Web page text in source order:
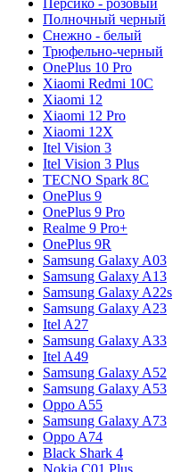
Полночный черный
Снежно - белый
Трюфельно-черный
OnePlus 10 Pro
Xiaomi Redmi 10C
Xiaomi 12
Xiaomi 12 Pro
Xiaomi 12X
Itel Vision 3
Itel Vision 3 Plus
TECNO Spark 8C
OnePlus 9
OnePlus 9 Pro
Realme 9 Pro+
OnePlus 9R
Samsung Galaxy A03
Samsung Galaxy A13
Samsung Galaxy A22s
Samsung Galaxy A23
Itel A27
Samsung Galaxy A33
Itel A49
Samsung Galaxy A52
Samsung Galaxy A53
Oppo A55
Samsung Galaxy A73
Oppo A74
Black Shark 4
Nokia C01 Plus